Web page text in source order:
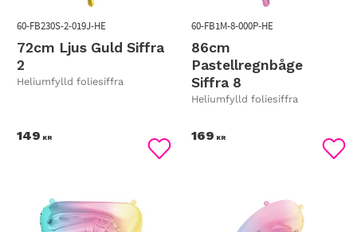
72cm Ljus Guld Siffra
2
Heliumfylld foliesiffra
60-FB230S-2-019J-HE
149 KR
Lägg till i favoriter
86cm
Pastellregnbåge
Siffra 8
Heliumfylld foliesiffra
60-FB1M-8-000P-HE
169 KR